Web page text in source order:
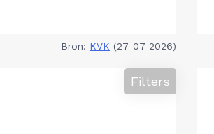
Bron: KVK (27-07-2026)
Filters